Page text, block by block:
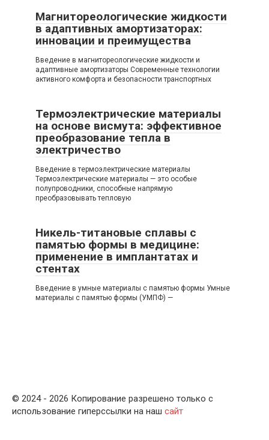
Магнитореологические жидкости
в адаптивных амортизаторах:
инновации и преимущества
Введение в магнитореологические жидкости и
адаптивные амортизаторы Современные технологии
активного комфорта и безопасности транспортных
Термоэлектрические материалы
на основе висмута: эффективное
преобразование тепла в
электричество
Введение в термоэлектрические материалы
Термоэлектрические материалы — это особые
полупроводники, способные напрямую
преобразовывать тепловую
Никель-титановые сплавы с
памятью формы в медицине:
применение в имплантатах и
стентах
Введение в умные материалы с памятью формы Умные
материалы с памятью формы (УМПФ) —
© 2024 - 2026 Копирование разрешено только с
использование гиперссылки на наш сайт